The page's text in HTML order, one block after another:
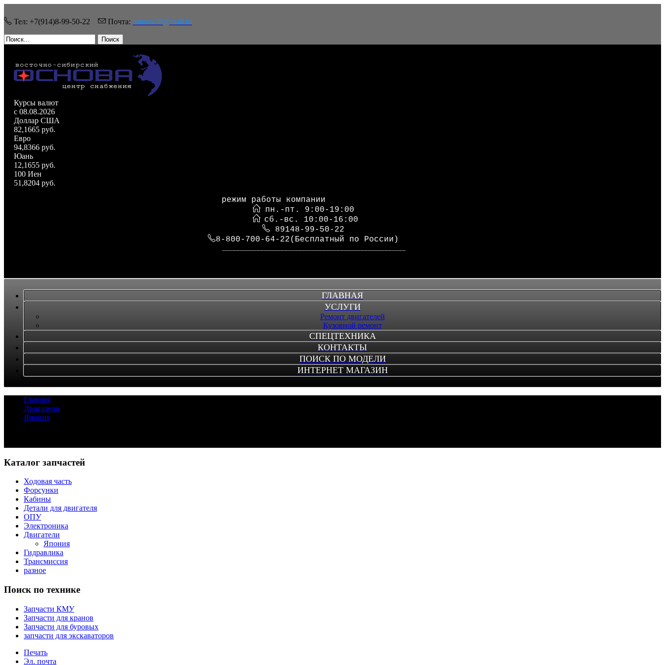
Тел: +7(914)8-99-50-22 Почта: osnova38@mail.ru
Поиск
Курсы валют
c 08.08.2026
Доллар США
82,1665 руб.
Евро
94,8366 руб.
Юань
12,1655 руб.
100 Иен
51,8204 руб.
режим работы компании
пн.-пт. 9:00-19:00
сб.-вс. 10:00-16:00
89148-99-50-22
8-800-700-64-22(Бесплатный по России)
ГЛАВНАЯ
УСЛУГИ
Ремонт двигателей
Кузовной ремонт
СПЕЦТЕХНИКА
КОНТАКТЫ
ПОИСК ПО МОДЕЛИ
ИНТЕРНЕТ МАГАЗИН
Главная
Двигатели
Япония
Каталог запчастей
Ходовая часть
Форсунки
Кабины
Детали для двигателя
ОПУ
Электроника
Двигатели
Япония
Гидравлика
Трансмиссия
разное
Поиск по технике
Запчасти КМУ
Запчасти для кранов
Запчасти для буровых
запчасти для экскаваторов
Печать
Эл. почта